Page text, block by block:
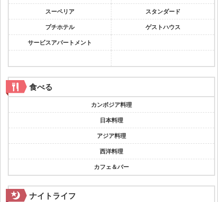
スーペリア スタンダード
プチホテル ゲストハウス
サービスアパートメント
食べる
カンボジア料理
日本料理
アジア料理
西洋料理
カフェ＆バー
ナイトライフ